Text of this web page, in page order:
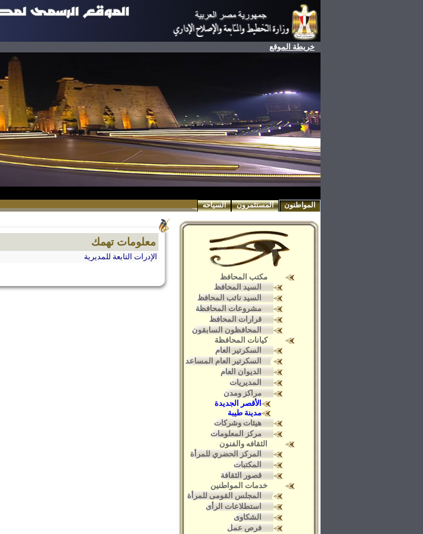
خريطة الموقع
المواطنون المستثمرون السياحه
مكتب المحافظ
السيد المحافظ
السيد نائب المحافظ
مشروعات المحافظة
قرارات المحافظ
المحافظون السابقون
كيانات المحافظة
السكرتير العام
السكرتير العام المساعد
الديوان العام
المديريات
مراكز ومدن
الأقصر الجديدة
مدينة طيبة
هيئات وشركات
مركز المعلومات
الثقافه والفنون
المركز الحضري للمرأة
المكتبات
قصور الثقافة
خدمات المواطنين
المجلس القومى للمرأة
استطلاعات الرأى
الشكاوى
فرص عمل
معلومات تهمك
الإدرات التابعة للمديرية